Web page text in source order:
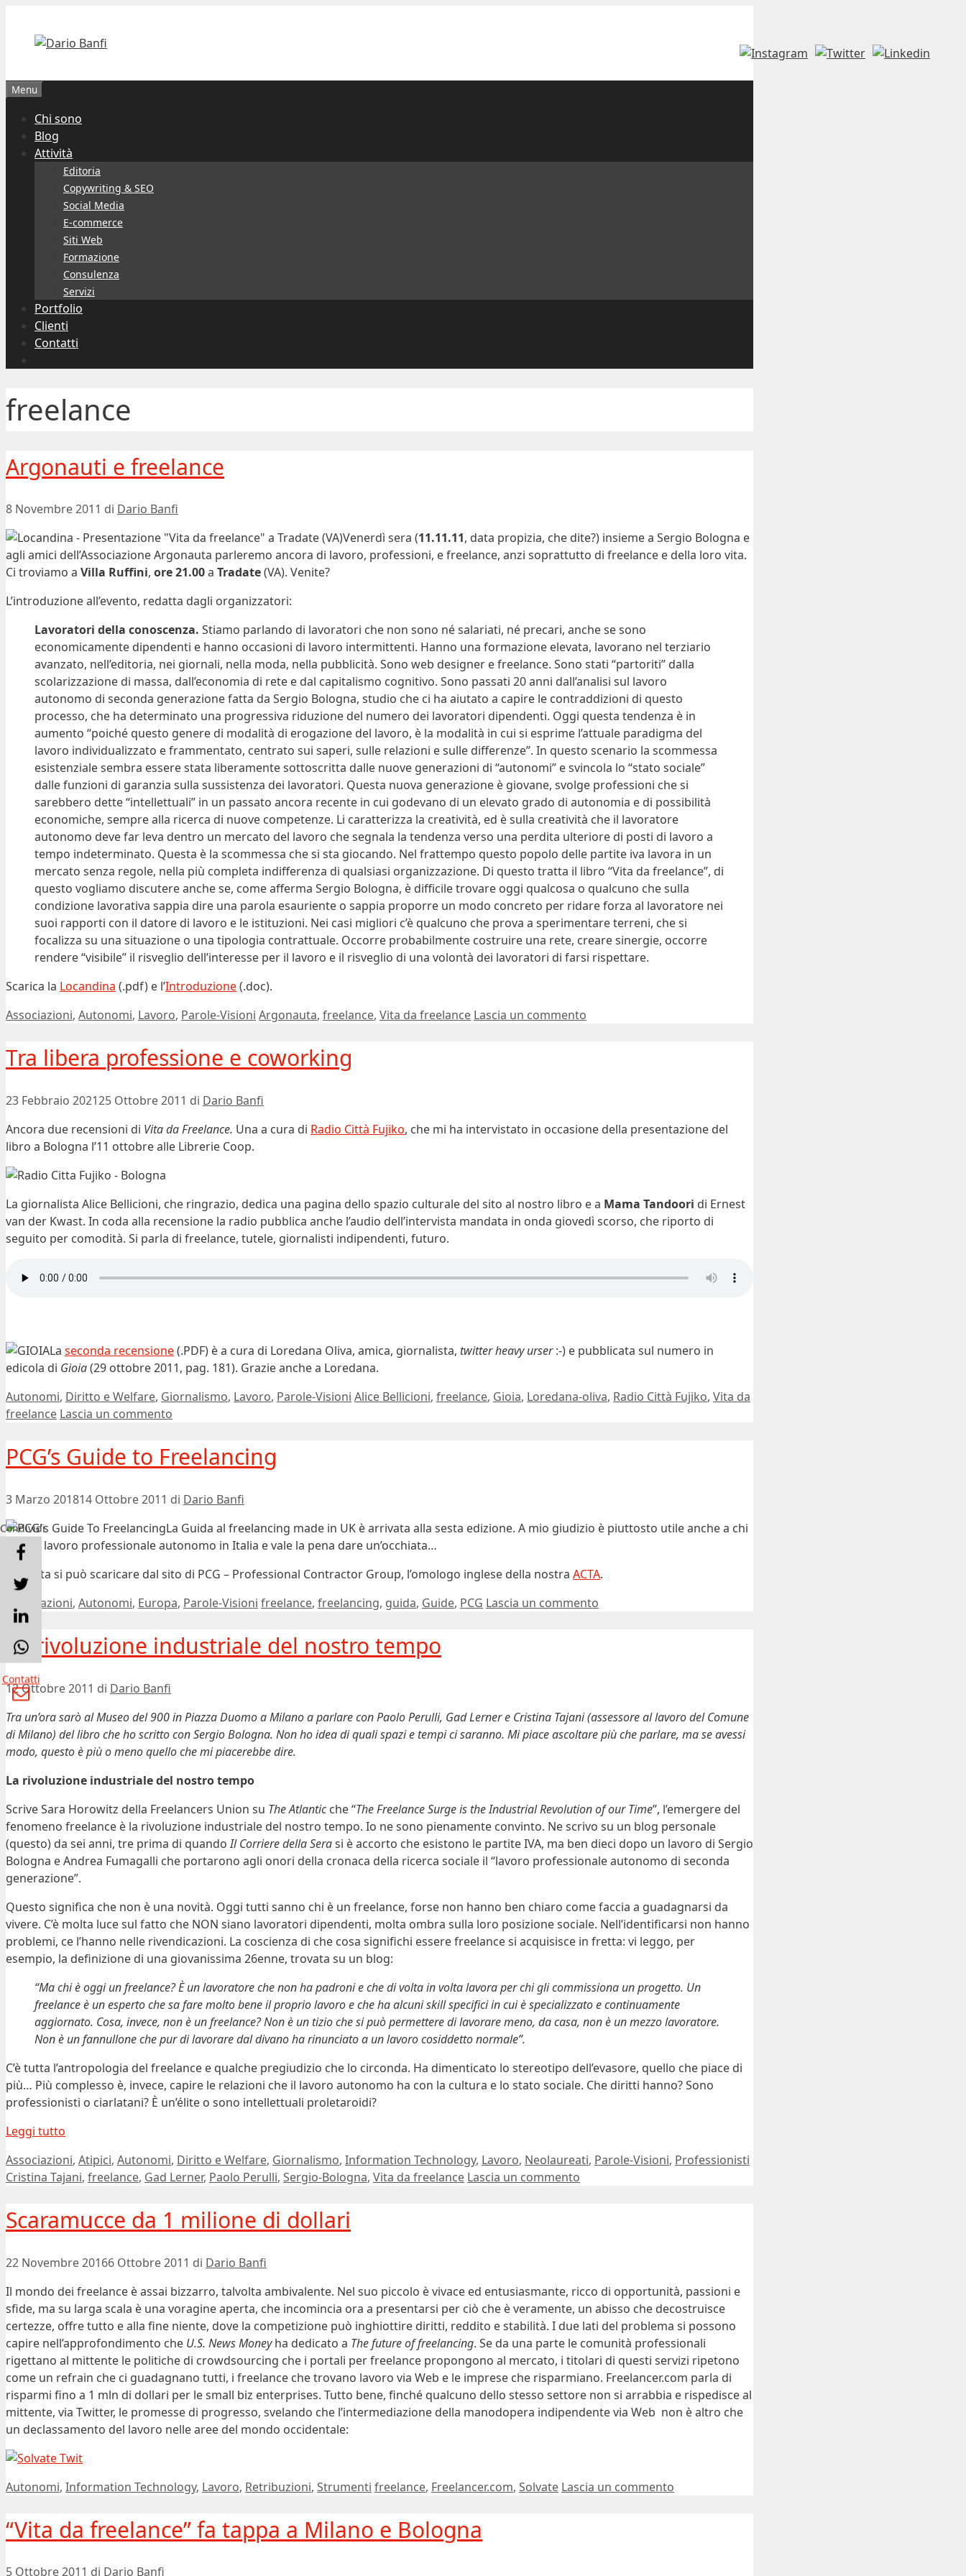
contenuto
Menu
Chi sono
Blog
Attività
Editoria
Copywriting & SEO
Social Media
E-commerce
Siti Web
Formazione
Consulenza
Servizi
Portfolio
Clienti
Contatti
freelance
Argonauti e freelance
8 Novembre 2011 di Dario Banfi
Venerdì sera (11.11.11, data propizia, che dite?) insieme a Sergio Bologna e
agli amici dell’Associazione Argonauta parleremo ancora di lavoro, professioni, e freelance, anzi soprattutto di freelance e della loro vita.
Ci troviamo a Villa Ruffini, ore 21.00a Tradate(VA). Venite?
L’introduzione all’evento, redatta dagli organizzatori:
Lavoratori della conoscenza. Stiamo parlando di lavoratori che non sono né salariati, né precari, anche se sono
economicamente dipendenti e hanno occasioni di lavoro intermittenti. Hanno una formazione elevata, lavorano nel terziario
avanzato, nell’editoria, nei giornali, nella moda, nella pubblicità. Sono web designer e freelance. Sono stati “partoriti” dalla
scolarizzazione di massa, dall’economia di rete e dal capitalismo cognitivo. Sono passati 20 anni dall’analisi sul lavoro
autonomo di seconda generazione fatta da Sergio Bologna, studio che ci ha aiutato a capire le contraddizioni di questo
processo, che ha determinato una progressiva riduzione del numero dei lavoratori dipendenti. Oggi questa tendenza è in
aumento “poiché questo genere di modalità di erogazione del lavoro, è la modalità in cui si esprime l’attuale paradigma del
lavoro individualizzato e frammentato, centrato sui saperi, sulle relazioni e sulle differenze”. In questo scenario la scommessa
esistenziale sembra essere stata liberamente sottoscritta dalle nuove generazioni di “autonomi” e svincola lo “stato sociale”
dalle funzioni di garanzia sulla sussistenza dei lavoratori. Questa nuova generazione è giovane, svolge professioni che si
sarebbero dette “intellettuali” in un passato ancora recente in cui godevano di un elevato grado di autonomia e di possibilità
economiche, sempre alla ricerca di nuove competenze. Li caratterizza la creatività, ed è sulla creatività che il lavoratore
autonomo deve far leva dentro un mercato del lavoro che segnala la tendenza verso una perdita ulteriore di posti di lavoro a
tempo indeterminato. Questa è la scommessa che si sta giocando. Nel frattempo questo popolo delle partite iva lavora in un
mercato senza regole, nella più completa indifferenza di qualsiasi organizzazione. Di questo tratta il libro “Vita da freelance”, di
questo vogliamo discutere anche se, come afferma Sergio Bologna, è difficile trovare oggi qualcosa o qualcuno che sulla
condizione lavorativa sappia dire una parola esauriente o sappia proporre un modo concreto per ridare forza al lavoratore nei
suoi rapporti con il datore di lavoro e le istituzioni. Nei casi migliori c’è qualcuno che prova a sperimentare terreni, che si
focalizza su una situazione o una tipologia contrattuale. Occorre probabilmente costruire una rete, creare sinergie, occorre
rendere “visibile” il risveglio dell’interesse per il lavoro e il risveglio di una volontà dei lavoratori di farsi rispettare.
Scarica la Locandina (.pdf) e l’Introduzione(.doc).
Categorie
Associazioni, Autonomi, Lavoro, Parole-Visioni Tag
Argonauta, freelance, Vita da freelance Lascia un commento
Tra libera professione e coworking
23 Febbraio 202125 Ottobre 2011 di Dario Banfi
Ancora due recensioni di Vita da Freelance. Una a cura di Radio Città Fujiko, che mi ha intervistato in occasione della presentazione del
libro a Bologna l’11 ottobre alle Librerie Coop.
La giornalista Alice Bellicioni, che ringrazio, dedica una pagina dello spazio culturale del sito al nostro libro e a Mama Tandoori di Ernest
van der Kwast. In coda alla recensione la radio pubblica anche l’audio dell’intervista mandata in onda giovedì scorso, che riporto di
seguito per comodità. Si parla di freelance, tutele, giornalisti indipendenti, futuro.
La seconda recensione(.PDF) è a cura di Loredana Oliva, amica, giornalista, twitter heavy urser:-) e pubblicata sul numero in
edicola di Gioia(29 ottobre 2011, pag. 181). Grazie anche a Loredana.
Categorie
Autonomi, Diritto e Welfare, Giornalismo, Lavoro, Parole-Visioni Tag
Alice Bellicioni, freelance, Gioia, Loredana-oliva, Radio Città Fujiko, Vita da
freelance Lascia un commento
PCG’s Guide to Freelancing
3 Marzo 201814 Ottobre 2011 di Dario Banfi
La Guida al freelancing made in UK è arrivata alla sesta edizione. A mio giudizio è piuttosto utile anche a chi
svolge lavoro professionale autonomo in Italia e vale la pena dare un’occhiata…
Gratuita si può scaricare dal sito di PCG – Professional Contractor Group, l’omologo inglese della nostra ACTA.
Categorie
Associazioni, Autonomi, Europa, Parole-Visioni Tag
freelance, freelancing, guida, Guide, PCG Lascia un commento
La rivoluzione industriale del nostro tempo
12 Ottobre 2011 di Dario Banfi
Tra un’ora sarò al Museo del 900 in Piazza Duomo a Milano a parlare con Paolo Perulli, Gad Lerner e Cristina Tajani (assessore al lavoro del Comune
di Milano) del libro che ho scritto con Sergio Bologna. Non ho idea di quali spazi e tempi ci saranno. Mi piace ascoltare più che parlare, ma se avessi
modo, questo è più o meno quello che mi piacerebbe dire.
La rivoluzione industriale del nostro tempo
Scrive Sara Horowitz della Freelancers Union su The Atlanticche “The Freelance Surge is the Industrial Revolution of our Time”, l’emergere del
fenomeno freelance è la rivoluzione industriale del nostro tempo. Io ne sono pienamente convinto. Ne scrivo su un blog personale
(questo) da sei anni, tre prima di quandoIl Corriere della Serasi è accorto che esistono le partite IVA, ma ben dieci dopo un lavoro di Sergio
Bologna e Andrea Fumagalli che portarono agli onori della cronaca della ricerca sociale il “lavoro professionale autonomo di seconda
generazione”.
Questo significa che non è una novità. Oggi tutti sanno chi è un freelance, forse non hanno ben chiaro come faccia a guadagnarsi da
vivere. C’è molta luce sul fatto che NON siano lavoratori dipendenti, molta ombra sulla loro posizione sociale. Nell’identificarsi non hanno
problemi, ce l’hanno nelle rivendicazioni. La coscienza di che cosa significhi essere freelance si acquisisce in fretta: vi leggo, per
esempio, la definizione di una giovanissima 26enne, trovata su un blog:
“Ma chi è oggi un freelance? È un lavoratore che non ha padroni e che di volta in volta lavora per chi gli commissiona un progetto. Un
freelance è un esperto che sa fare molto bene il proprio lavoro e che ha alcuni skill specifici in cui è specializzato e continuamente
aggiornato. Cosa, invece, non è un freelance? Non è un tizio che si può permettere di lavorare meno, da casa, non è un mezzo lavoratore.
Non è un fannullone che pur di lavorare dal divano ha rinunciato a un lavoro cosiddetto normale”.
C’è tutta l’antropologia del freelance e qualche pregiudizio che lo circonda. Ha dimenticato lo stereotipo dell’evasore, quello che piace di
più… Più complesso è, invece, capire le relazioni che il lavoro autonomo ha con la cultura e lo stato sociale. Che diritti hanno? Sono
professionisti o ciarlatani? È un’élite o sono intellettuali proletaroidi?
Leggi tutto
Categorie
Associazioni, Atipici, Autonomi, Diritto e Welfare, Giornalismo, Information Technology, Lavoro, Neolaureati, Parole-Visioni, Professionisti
Cristina Tajani, freelance, Gad Lerner, Paolo Perulli, Sergio-Bologna, Vita da freelance Lascia un commento
Scaramucce da 1 milione di dollari
22 Novembre 20166 Ottobre 2011 di Dario Banfi
Il mondo dei freelance è assai bizzarro, talvolta ambivalente. Nel suo piccolo è vivace ed entusiasmante, ricco di opportunità, passioni e
sfide, ma su larga scala è una voragine aperta, che incomincia ora a presentarsi per ciò che è veramente, un abisso che decostruisce
certezze, offre tutto e alla fine niente, dove la competizione può inghiottire diritti, reddito e stabilità. I due lati del problema si possono
capire nell’approfondimento che U.S. News Moneyha dedicato a The future of freelancing. Se da una parte le comunità professionali
rigettano al mittente le politiche di crowdsourcing che i portali per freelance propongono al mercato, i titolari di questi servizi ripetono
come un refrain che ci guadagnano tutti, i freelance che trovano lavoro via Web e le imprese che risparmiano. Freelancer.com parla di
risparmi fino a 1 mln di dollari per le small biz enterprises. Tutto bene, finché qualcuno dello stesso settore non si arrabbia e rispedisce al
mittente, via Twitter, le promesse di progresso, svelando che l’intermediazione della manodopera indipendente via Web non è altro che
un declassamento del lavoro nelle aree del mondo occidentale:
Categorie
Autonomi, Information Technology, Lavoro, Retribuzioni, Strumenti Tag
freelance, Freelancer.com, Solvate Lascia un commento
“Vita da freelance” fa tappa a Milano e Bologna
5 Ottobre 2011 di Dario Banfi
Condividi
Contatti